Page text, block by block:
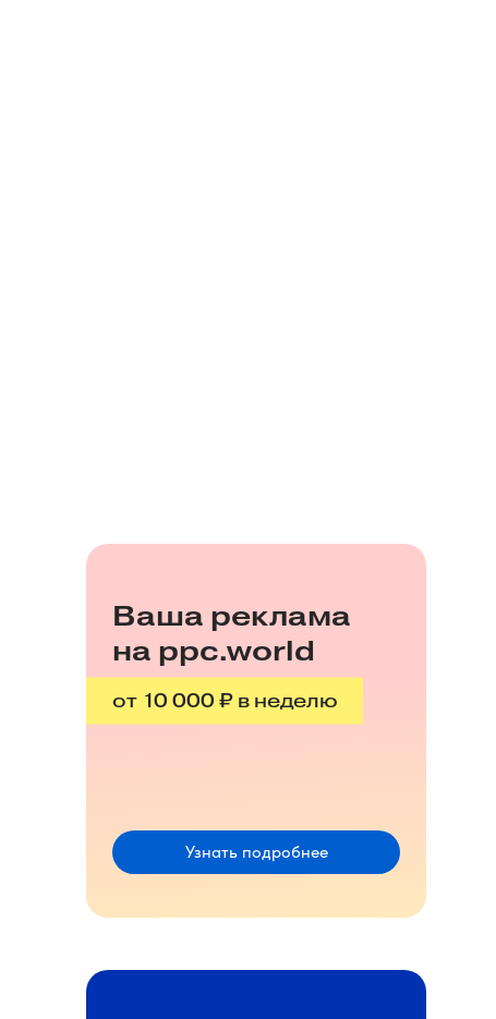
Ваша реклама
на ppc.world
от 10 000 ₽ в неделю
Узнать подробнее